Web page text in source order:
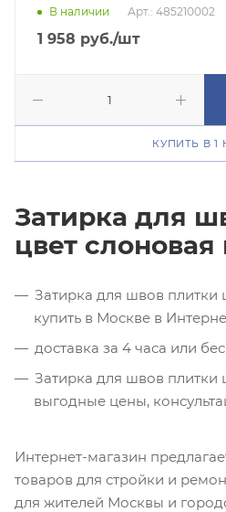
В наличии Арт.: 485210002
1 958 руб./шт
КУПИТЬ В 1
Затирка для
цвет слоновая
Затирка для швов плитки
купить в Москве в
доставка за 4 часа или
Затирка для швов плитки
выгодные цены,
Интернет-магазин
товаров для стройки и
для жителей Москвы и